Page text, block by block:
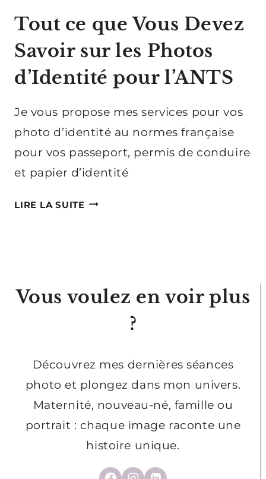
Tout ce que Vous Devez
Savoir sur les Photos
d’Identité pour l’ANTS
Je vous propose mes services pour vos
photo d’identité au normes française
pour vos passeport, permis de conduire
et papier d’identité
LIRE LA SUITETOUT
SUR
POUR
L’ANTS
Vous voulez en voir plus
?
Découvrez mes dernières séances
photo et plongez dans mon univers.
Maternité, nouveau-né, famille ou
portrait : chaque image raconte une
histoire unique.